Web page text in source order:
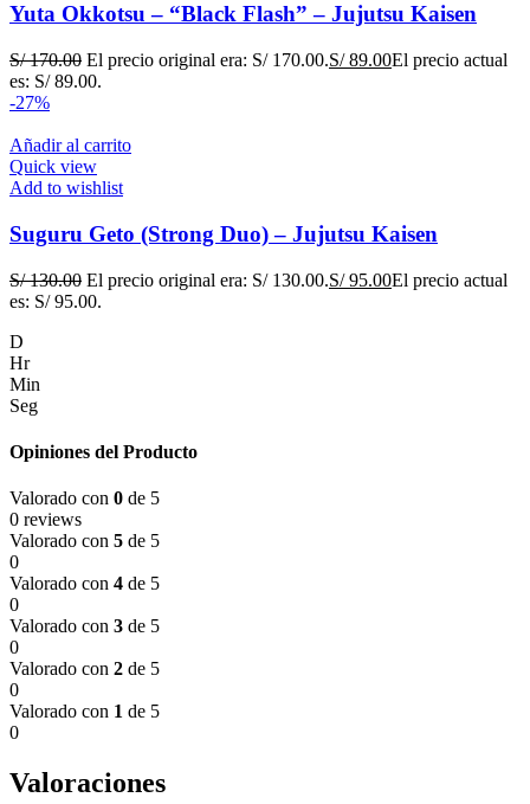
Yuta Okkotsu – “Black Flash” – Jujutsu Kaisen
S/170.00 El precio original era: S/ 170.00.S/89.00El precio actual
es: S/ 89.00.
-27%
Añadir al carrito
Quick view
Add to wishlist
Suguru Geto (Strong Duo) – Jujutsu Kaisen
S/130.00 El precio original era: S/ 130.00.S/95.00El precio actual
es: S/ 95.00.
D
Hr
Min
Seg
Opiniones del Producto
Valorado con 0 de 5
0 reviews
Valorado con 5 de 5
0
Valorado con 4 de 5
0
Valorado con 3 de 5
0
Valorado con 2 de 5
0
Valorado con 1 de 5
0
Valoraciones